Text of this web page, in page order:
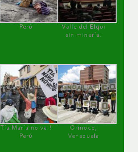
Perú
Valle del Elqui
sin minería.
Tía María no va !
Perú
Orinoco,
Venezuela